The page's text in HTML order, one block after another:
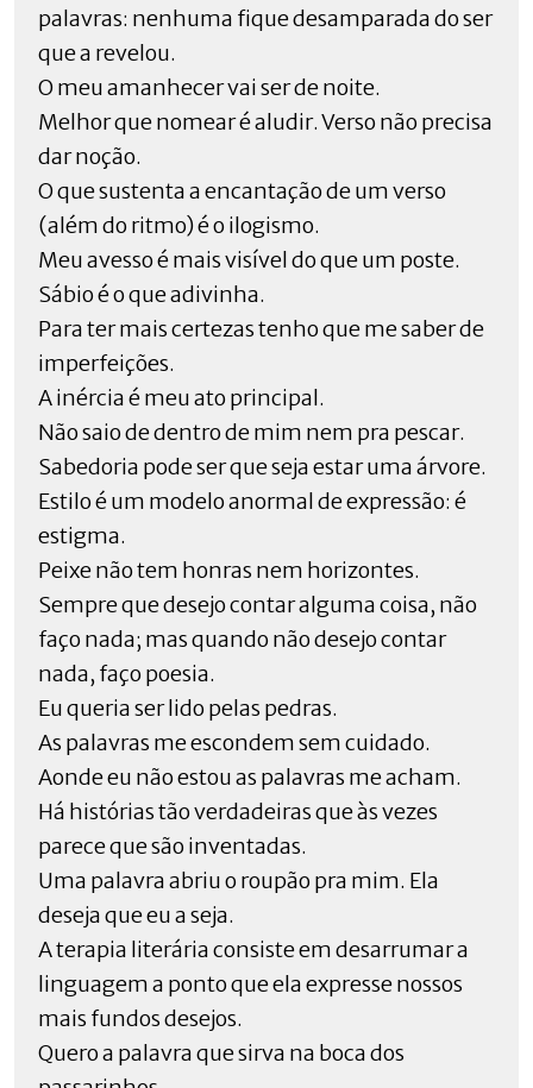
palavras: nenhuma fique desamparada do ser
que a revelou.
O meu amanhecer vai ser de noite.
Melhor que nomear é aludir. Verso não precisa
dar noção.
O que sustenta a encantação de um verso
(além do ritmo) é o ilogismo.
Meu avesso é mais visível do que um poste.
Sábio é o que adivinha.
Para ter mais certezas tenho que me saber de
imperfeições.
A inércia é meu ato principal.
Não saio de dentro de mim nem pra pescar.
Sabedoria pode ser que seja estar uma árvore.
Estilo é um modelo anormal de expressão: é
estigma.
Peixe não tem honras nem horizontes.
Sempre que desejo contar alguma coisa, não
faço nada; mas quando não desejo contar
nada, faço poesia.
Eu queria ser lido pelas pedras.
As palavras me escondem sem cuidado.
Aonde eu não estou as palavras me acham.
Há histórias tão verdadeiras que às vezes
parece que são inventadas.
Uma palavra abriu o roupão pra mim. Ela
deseja que eu a seja.
A terapia literária consiste em desarrumar a
linguagem a ponto que ela expresse nossos
mais fundos desejos.
Quero a palavra que sirva na boca dos